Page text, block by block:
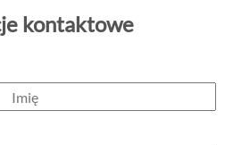
kontaktowe